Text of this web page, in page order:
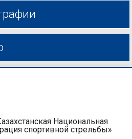
Национальная
спортивной стрельбы»